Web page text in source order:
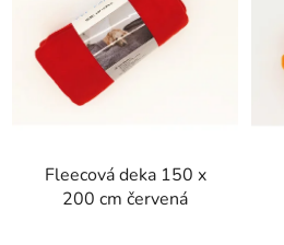
Fleecová deka 150 x
200 cm červená